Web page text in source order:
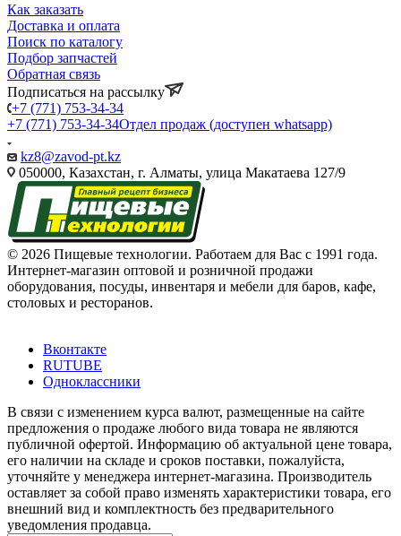
Как заказать
Доставка и оплата
Поиск по каталогу
Подбор запчастей
Обратная связь
Подписаться на рассылку
+7 (771) 753-34-34
+7 (771) 753-34-34Отдел продаж (доступен whatsapp)
kz8@zavod-pt.kz
050000, Казахстан, г. Алматы, улица Макатаева 127/9
© 2026 Пищевые технологии. Работаем для Вас с 1991 года.
Интернет-магазин оптовой и розничной продажи
оборудования, посуды, инвентаря и мебели для баров, кафе,
столовых и ресторанов.
Вконтакте
RUTUBE
Одноклассники
В связи с изменением курса валют, размещенные на сайте
предложения о продаже любого вида товара не являются
публичной офертой. Информацию об актуальной цене товара,
его наличии на складе и сроков поставки, пожалуйста,
уточняйте у менеджера интернет-магазина. Производитель
оставляет за собой право изменять характеристики товара, его
внешний вид и комплектность без предварительного
уведомления продавца.